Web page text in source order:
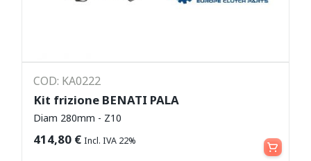
COD: KA0222
Kit frizione BENATI PALA
Diam 280mm - Z10
414,80 € Incl. IVA 22% Aggiungi al carrello